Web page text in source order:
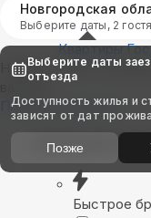
Новгородская
Выберите даты, 2 гостя
Квартиры
Найдём, где
Показать на карте
Выбирайте
Быстрое
Выберите даты
отъезда
Доступность жилья и
зависят от дат
Позже